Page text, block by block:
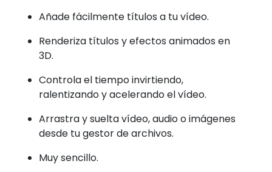
Añade fácilmente títulos a tu vídeo.
Renderiza títulos y efectos animados en
3D.
Controla el tiempo invirtiendo,
ralentizando y acelerando el vídeo.
Arrastra y suelta vídeo, audio o imágenes
desde tu gestor de archivos.
Muy sencillo.